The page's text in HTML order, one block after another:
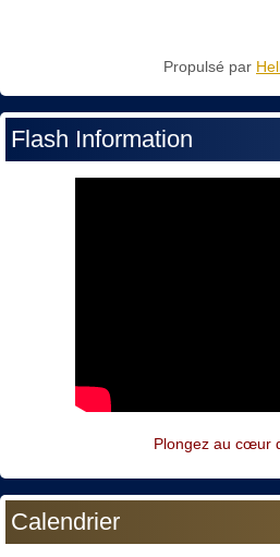
Propulsé par
Flash Information
Plongez au cœur
Calendrier